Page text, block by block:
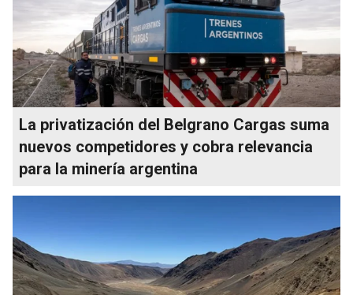
La privatización del Belgrano Cargas suma
nuevos competidores y cobra relevancia
para la minería argentina